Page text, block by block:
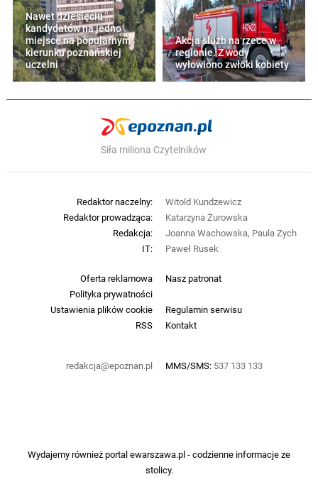
Nawet dziesięciu
kandydatów na jedno
miejsce na popularnym
kierunku poznańskiej
uczelni
Akcja służb na rzece w
regionie. Z wody
wyłowiono zwłoki kobiety
Siła miliona Czytelników
Oferta reklamowa
Nasz patronat
Polityka prywatności
Ustawienia plików cookie
Regulamin serwisu
RSS
Kontakt
redakcja@epoznan.pl MMS/SMS: 537 133 133
Redaktor naczelny:
Witold Kundzewicz
Redaktor prowadząca:
Katarzyna Żurowska
Redakcja:
Joanna Wachowska, Paula Zych
IT:
Paweł Rusek
Wydajemy również portalewarszawa.pl- codzienne informacje ze
stolicy.